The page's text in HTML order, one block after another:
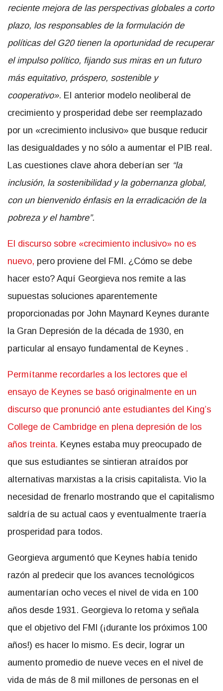
reciente mejora de las perspectivas globales a corto
plazo, los responsables de la formulación de
políticas del G20 tienen la oportunidad de recuperar
el impulso político, fijando sus miras en un futuro
más equitativo, próspero, sostenible y
cooperativo». El anterior modelo neoliberal de
crecimiento y prosperidad debe ser reemplazado
por un «crecimiento inclusivo» que busque reducir
las desigualdades y no sólo a aumentar el PIB real.
Las cuestiones clave ahora deberían ser “la
inclusión, la sostenibilidad y la gobernanza global,
con un bienvenido énfasis en la erradicación de la
pobreza y el hambre”.
El discurso sobre «crecimiento inclusivo» no es
nuevo, pero proviene del FMI. ¿Cómo se debe
hacer esto? Aquí Georgieva nos remite a las
supuestas soluciones aparentemente
proporcionadas por John Maynard Keynes durante
la Gran Depresión de la década de 1930, en
particular al ensayo fundamental de Keynes .
Permítanme recordarles a los lectores que el
ensayo de Keynes se basó originalmente en un
discurso que pronunció ante estudiantes del King’s
College de Cambridge en plena depresión de los
años treinta. Keynes estaba muy preocupado de
que sus estudiantes se sintieran atraídos por
alternativas marxistas a la crisis capitalista. Vio la
necesidad de frenarlo mostrando que el capitalismo
saldría de su actual caos y eventualmente traería
prosperidad para todos.
Georgieva argumentó que Keynes había tenido
razón al predecir que los avances tecnológicos
aumentarían ocho veces el nivel de vida en 100
años desde 1931. Georgieva lo retoma y señala
que el objetivo del FMI (¡durante los próximos 100
años!) es hacer lo mismo. Es decir, lograr un
aumento promedio de nueve veces en el nivel de
vida de más de 8 mil millones de personas en el